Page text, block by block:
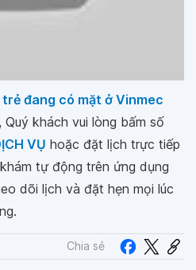
đang có mặt ở Vinmec
khách vui lòng bấm số
VỤ hoặc đặt lịch trực tiếp
tự động trên ứng dụng
dõi lịch và đặt hẹn mọi lúc
Chia sẻ